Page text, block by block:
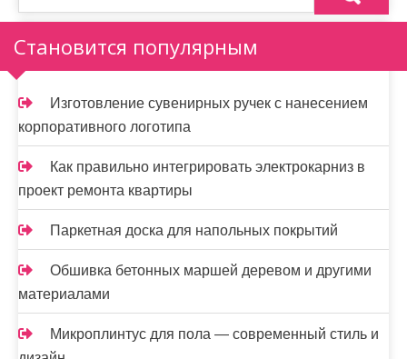
Становится популярным
Изготовление сувенирных ручек с нанесением
корпоративного логотипа
Как правильно интегрировать электрокарниз в
проект ремонта квартиры
Паркетная доска для напольных покрытий
Обшивка бетонных маршей деревом и другими
материалами
Микроплинтус для пола — современный стиль и